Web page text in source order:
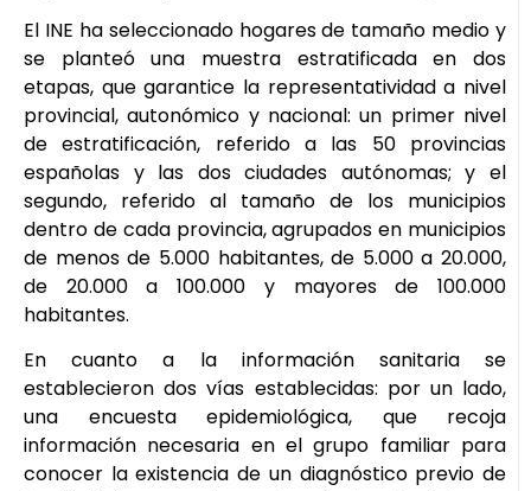
El INE ha seleccionado hogares de tamaño medio y
se planteó una muestra estratificada en dos
etapas, que garantice la representatividad a nivel
provincial, autonómico y nacional: un primer nivel
de estratificación, referido a las 50 provincias
españolas y las dos ciudades autónomas; y el
segundo, referido al tamaño de los municipios
dentro de cada provincia, agrupados en municipios
de menos de 5.000 habitantes, de 5.000 a 20.000,
de 20.000 a 100.000 y mayores de 100.000
habitantes.
En cuanto a la información sanitaria se
establecieron dos vías establecidas: por un lado,
una encuesta epidemiológica, que recoja
información necesaria en el grupo familiar para
conocer la existencia de un diagnóstico previo de